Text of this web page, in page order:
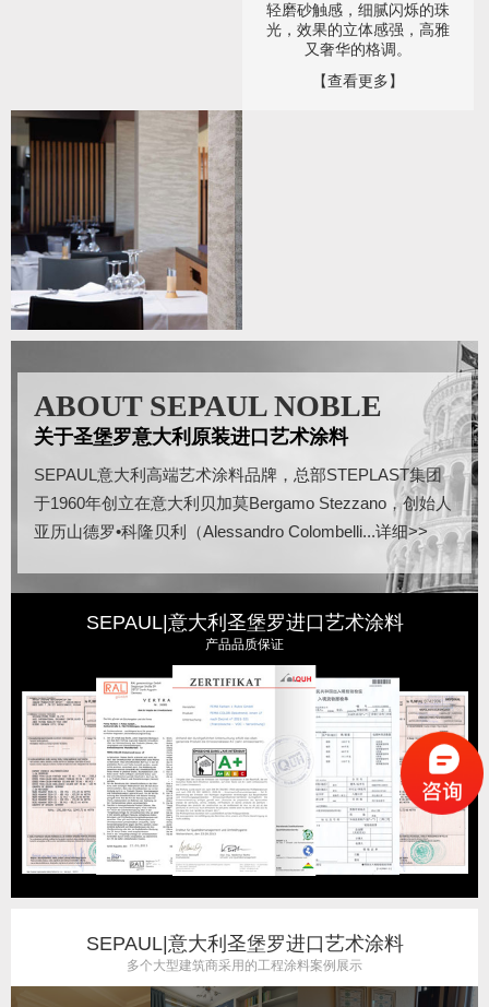
轻磨砂触感，细腻闪烁的珠
光，效果的立体感强，高雅
又奢华的格调。
【查看更多】
ABOUT SEPAUL NOBLE
关于圣堡罗意大利原装进口艺术涂料
SEPAUL意大利高端艺术涂料品牌，总部STEPLAST集团
于1960年创立在意大利贝加莫Bergamo Stezzano，创始人
亚历山德罗•科隆贝利（Alessandro Colombelli...详细>>
SEPAUL|意大利圣堡罗进口艺术涂料
产品品质保证
SEPAUL|意大利圣堡罗进口艺术涂料
多个大型建筑商采用的工程涂料案例展示